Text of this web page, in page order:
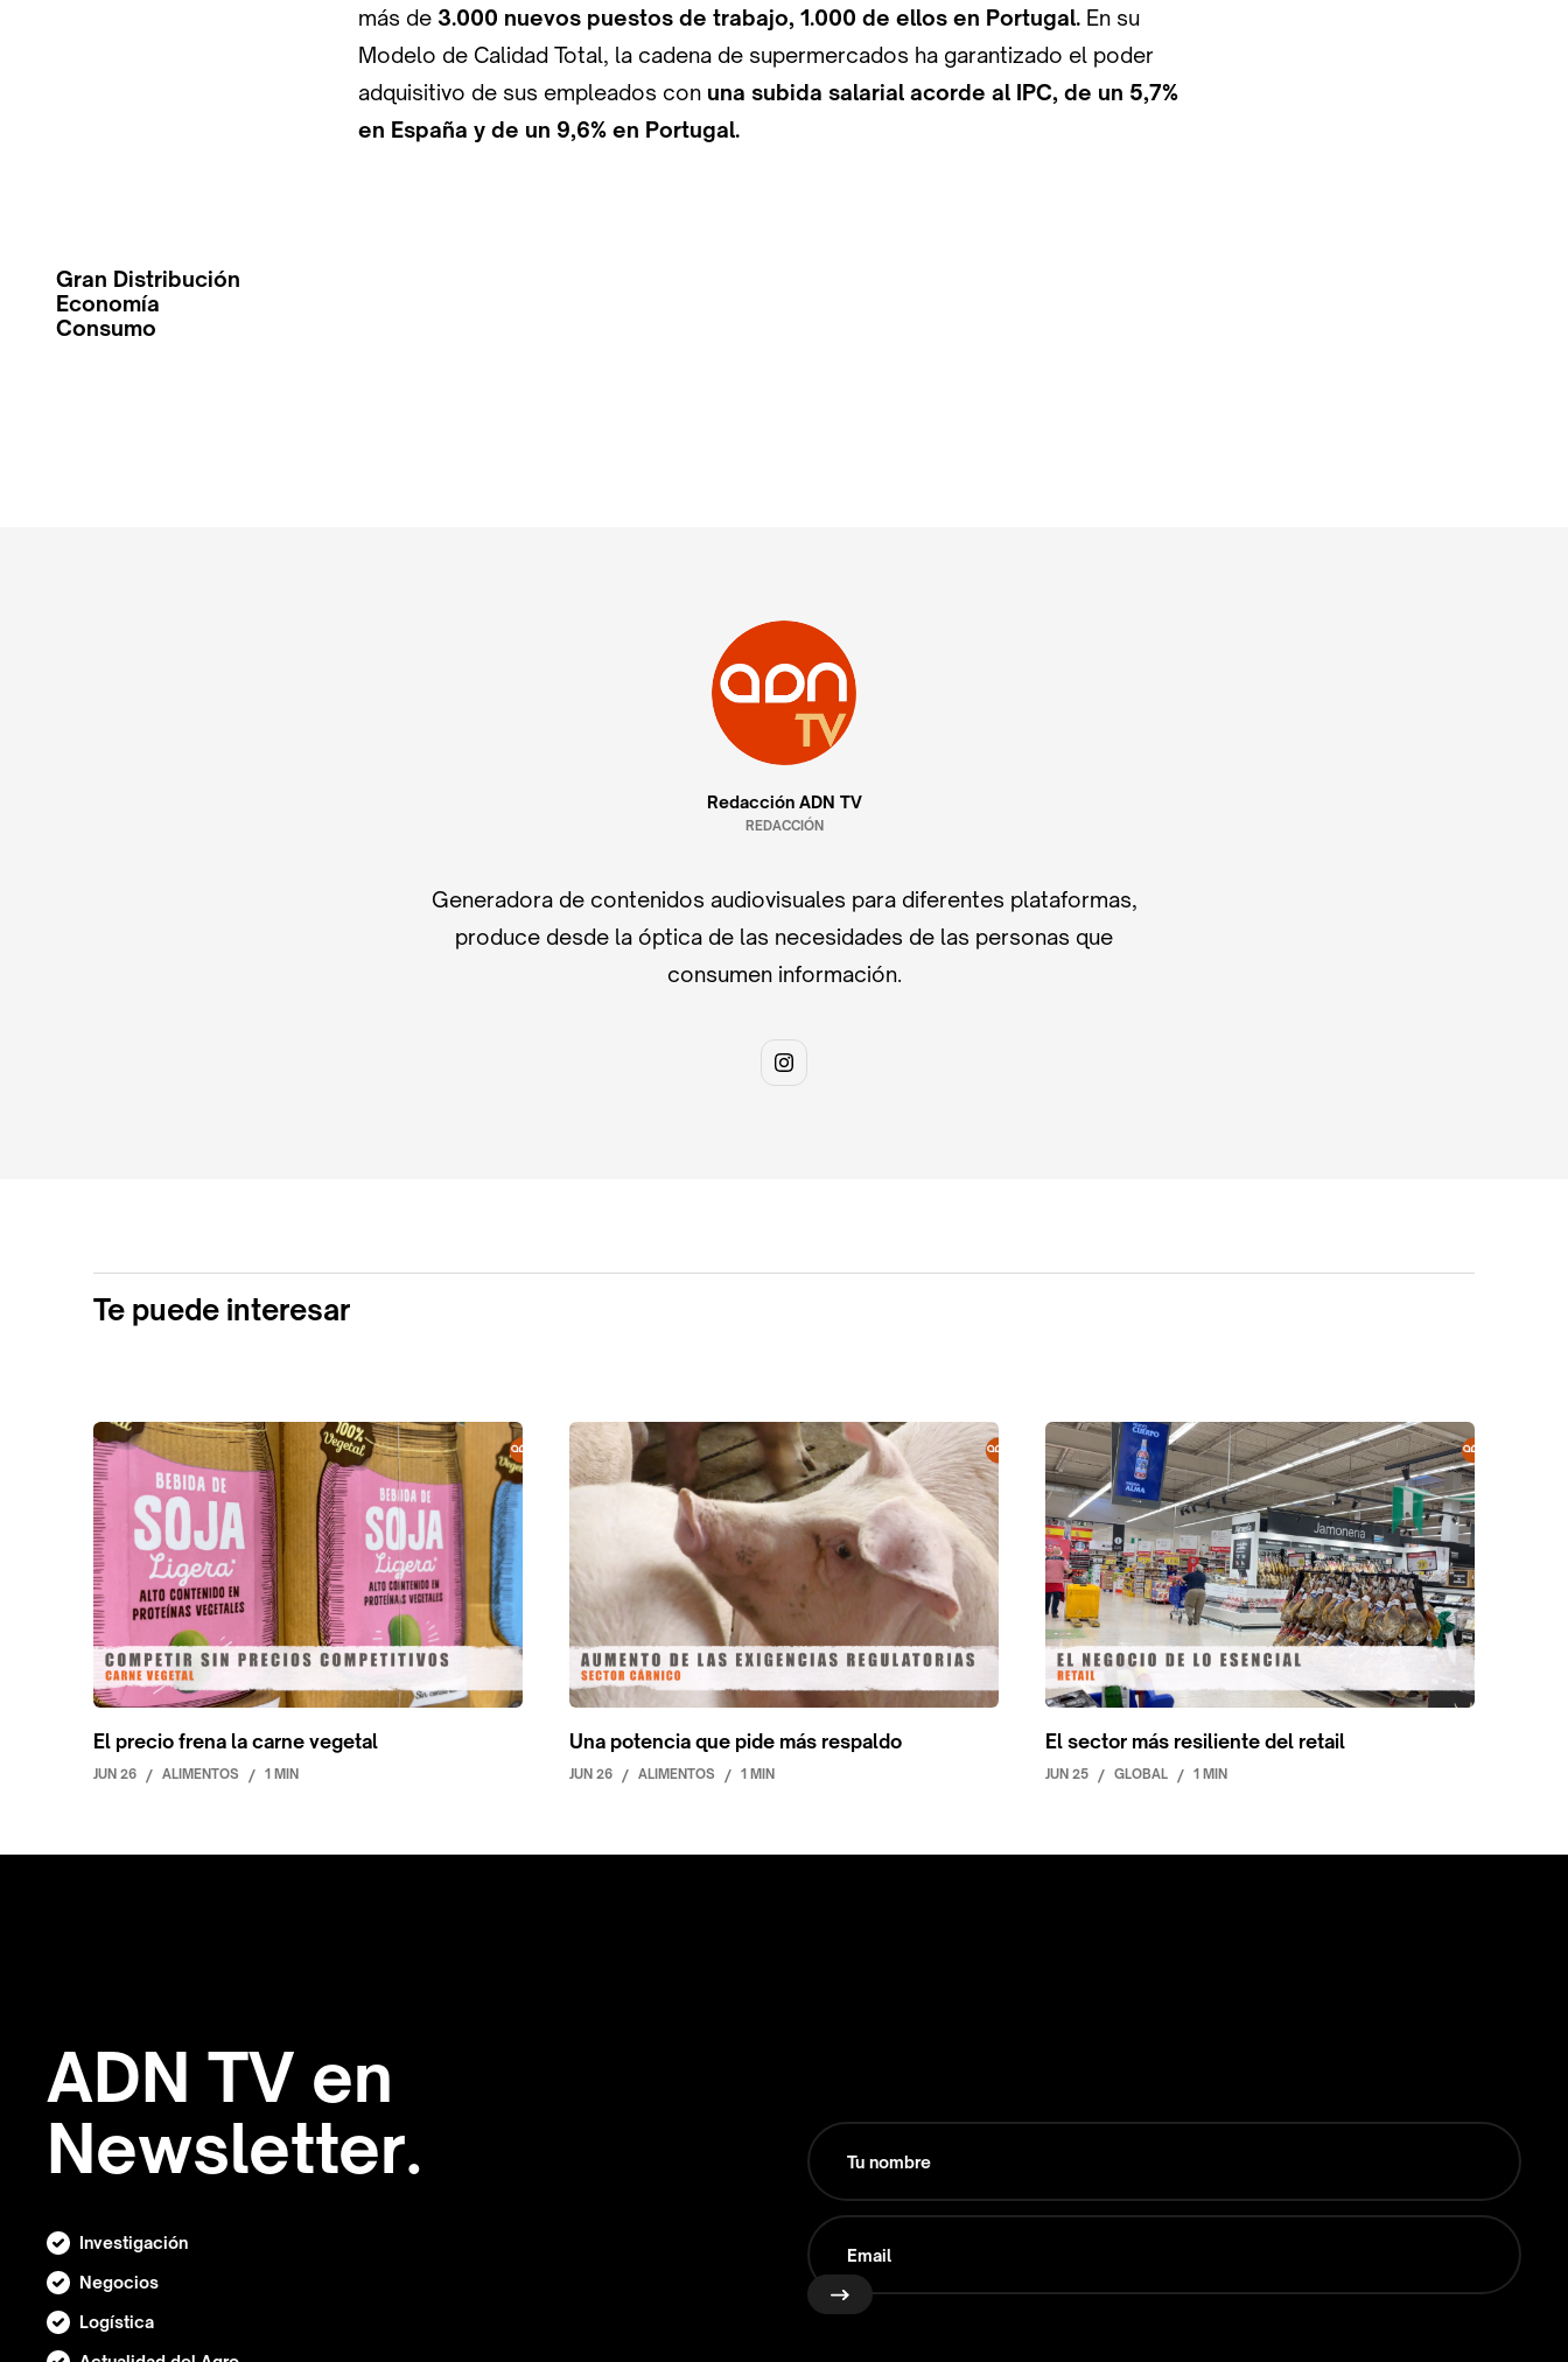
más de 3.000 nuevos puestos de trabajo, 1.000 de ellos en Portugal. En su
Modelo de Calidad Total, la cadena de supermercados ha garantizado el poder
adquisitivo de sus empleados con una subida salarial acorde al IPC, de un 5,7%
en España y de un 9,6% en Portugal.
Gran Distribución
Economía
Consumo
Redacción ADN TV
REDACCIÓN
Generadora de contenidos audiovisuales para diferentes plataformas,
produce desde la óptica de las necesidades de las personas que
consumen información.
Te puede interesar
El precio frena la carne vegetal
JUN 26 / ALIMENTOS / 1 MIN
Una potencia que pide más respaldo
JUN 26 / ALIMENTOS / 1 MIN
El sector más resiliente del retail
JUN 25 / GLOBAL / 1 MIN
ADN TV en
Newsletter.
Investigación
Negocios
Logística